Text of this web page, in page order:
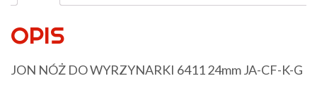
OPIS
JON NÓŻ DO WYRZYNARKI 6411 24mm JA-CF-K-G